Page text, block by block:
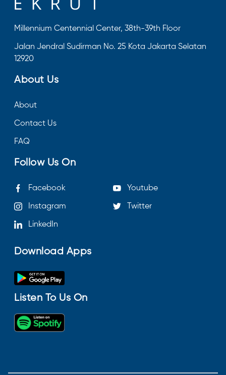
Millennium Centennial Center, 38th-39th Floor
Jalan Jendral Sudirman No. 25 Kota Jakarta Selatan
12920
About Us
About
Contact Us
FAQ
Follow Us On
Facebook Youtube
Instagram Twitter
LinkedIn
Download Apps
Listen To Us On